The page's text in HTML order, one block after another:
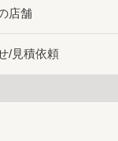
店舗
/見積依頼